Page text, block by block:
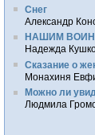
Снег
Александр
НАШИМ
Надежда
Сказание о
Монахиня
Можно ли
Людмила